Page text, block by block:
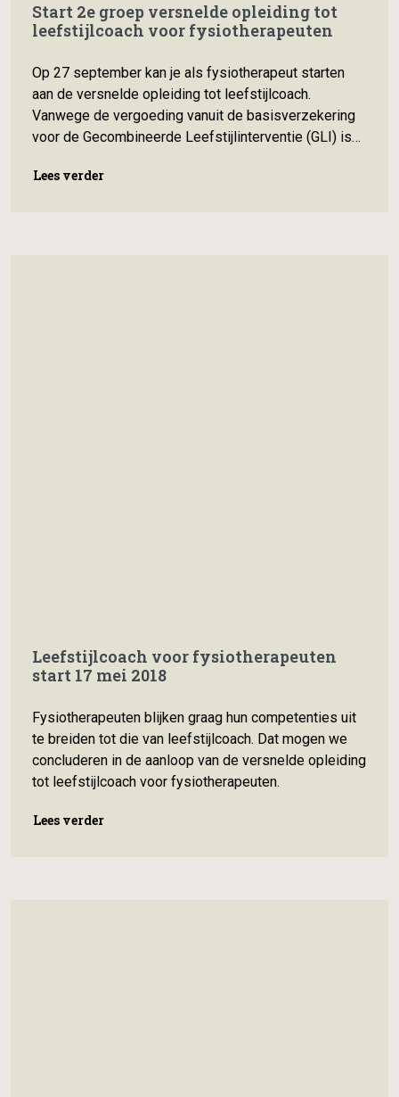
Start 2e groep versnelde opleiding tot
leefstijlcoach voor fysiotherapeuten
Op 27 september kan je als fysiotherapeut starten
aan de versnelde opleiding tot leefstijlcoach.
Vanwege de vergoeding vanuit de basisverzekering
voor de Gecombineerde Leefstijlinterventie (GLI) is
beroepsgroepen voor de opleiding tot leefstijlcoach
Lees verder
Leefstijlcoach voor fysiotherapeuten
start 17 mei 2018
Fysiotherapeuten blijken graag hun competenties uit
te breiden tot die van leefstijlcoach. Dat mogen we
concluderen in de aanloop van de versnelde opleiding
tot leefstijlcoach voor fysiotherapeuten.
Lees verder